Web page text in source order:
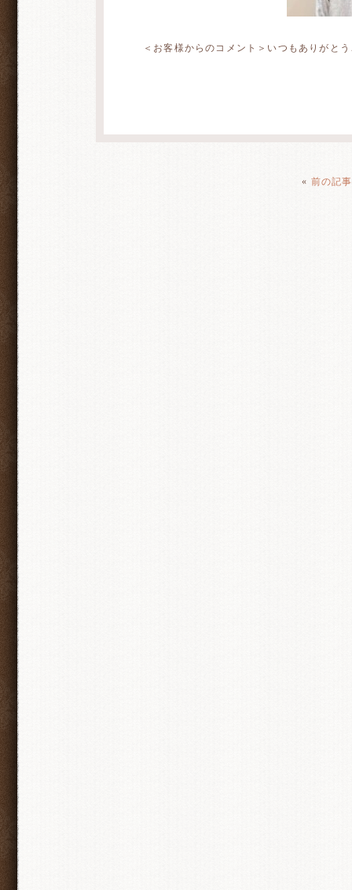
＜お客様からのコメント＞いつもありがと
« 前の記